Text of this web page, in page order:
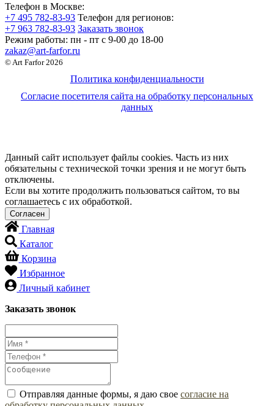
Телефон в Москве:
+7 495 782-83-93 Телефон для регионов:
+7 963 782-83-93 Заказать звонок
Режим работы: пн - пт c 9-00 до 18-00
zakaz@art-farfor.ru
© Art Farfor 2026
Политика конфиденциальности
Согласие посетителя сайта на обработку персональных
данных
Данный сайт использует файлы cookies. Часть из них
обязательны с технической точки зрения и не могут быть
отключены.
Если вы хотите продолжить пользоваться сайтом, то вы
соглашаетесь с их обработкой.
Главная
Каталог
Корзина
Избранное
Личный кабинет
Заказать звонок
Отправляя данные формы, я даю свое согласие на